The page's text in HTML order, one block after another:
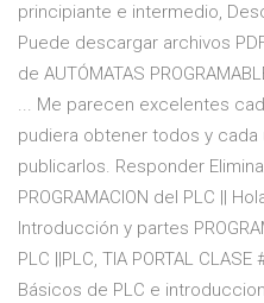
principiante e intermedio,
Puede descargar archivos
de AUTÓMATAS
... Me parecen excelentes
pudiera obtener todos y cada
publicarlos. Responder
PROGRAMACION del PLC ||
Introducción y partes
PLC ||PLC, TIA PORTAL
Básicos de PLC e